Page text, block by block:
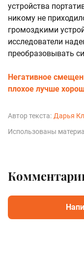
устройства
никому не
громоздкими
исследователи
преобразовывать
Негативное
плохое лучше
Автор текста: Дарья
Использованы